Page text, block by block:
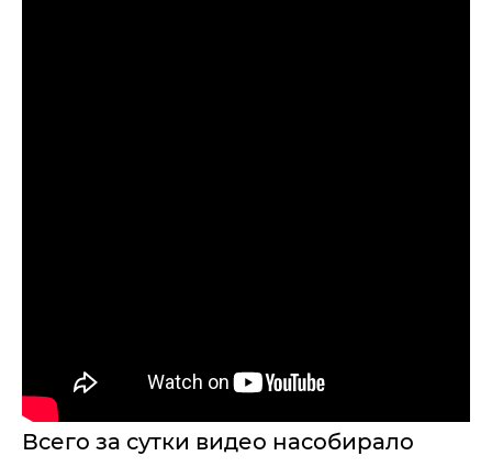
Всего за сутки видео насобирало